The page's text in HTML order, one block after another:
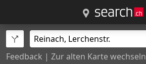
Feedback | Zur alten Karte wechseln